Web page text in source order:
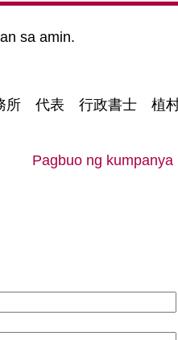
sa amin.
所 代表 行政書士 植
Pagbuo ng kumpanya